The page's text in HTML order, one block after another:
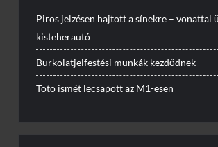
Piros jelzésen hajtott a sínekre – vonattal
kisteherautó
Burkolatjelfestési munkák kezdődnek
Toto ismét lecsapott az M1-esen